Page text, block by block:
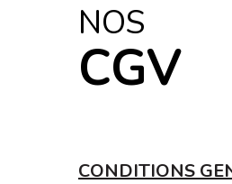
NOS
CGV
CONDITIONS